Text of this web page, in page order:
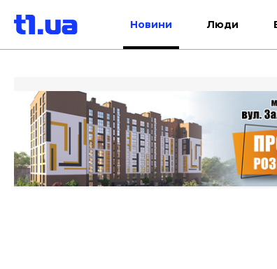
Новини Люди